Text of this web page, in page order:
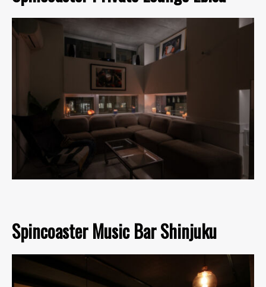
Spincoaster Music Bar Shinjuku